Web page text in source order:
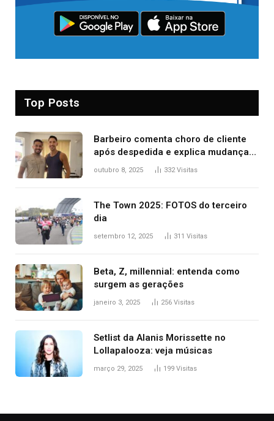
Top Posts
Barbeiro comenta choro de cliente
após despedida e explica mudança
para o TO: ‘Não esperava atingir
outubro 8, 2025 332Visitas
The Town 2025: FOTOS do terceiro
dia
setembro 12, 2025 311 Visitas
Beta, Z, millennial: entenda como
surgem as gerações
janeiro 3, 2025 256 Visitas
Setlist da Alanis Morissette no
Lollapalooza: veja músicas
março 29, 2025 199 Visitas